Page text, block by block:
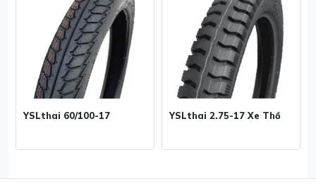
YSLthai 60/100-17 YSLthai 2.75-17 Xe Thồ